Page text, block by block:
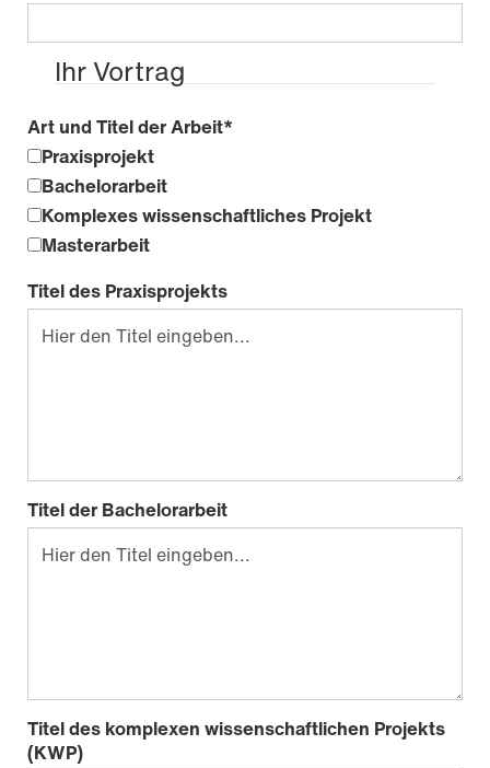
Ihr Vortrag
Art und Titel der Arbeit*
Praxisprojekt
Bachelorarbeit
Komplexes wissenschaftliches Projekt
Masterarbeit
Titel des Praxisprojekts
Titel der Bachelorarbeit
Titel des komplexen wissenschaftlichen Projekts
(KWP)